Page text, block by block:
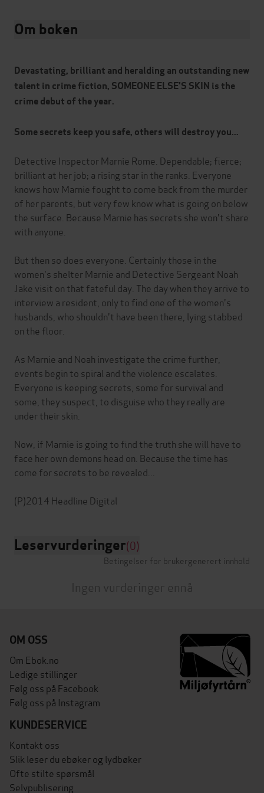
Om boken
Devastating, brilliant and heralding an outstanding new
talent in crime fiction, SOMEONE ELSE'S SKIN is the
crime debut of the year.
Some secrets keep you safe, others will destroy you...
Detective Inspector Marnie Rome. Dependable; fierce;
brilliant at her job; a rising star in the ranks. Everyone
knows how Marnie fought to come back from the murder
of her parents, but very few know what is going on below
the surface. Because Marnie has secrets she won't share
with anyone.
But then so does everyone. Certainly those in the
women's shelter Marnie and Detective Sergeant Noah
Jake visit on that fateful day. The day when they arrive to
interview a resident, only to find one of the women's
husbands, who shouldn't have been there, lying stabbed
on the floor.
As Marnie and Noah investigate the crime further,
events begin to spiral and the violence escalates.
Everyone is keeping secrets, some for survival and
some, they suspect, to disguise who they really are
under their skin.
Now, if Marnie is going to find the truth she will have to
face her own demons head on. Because the time has
come for secrets to be revealed...
Leservurderinger(0)
Betingelser for brukergenerert innhold
Ingen vurderinger ennå
OM OSS
Om Ebok.no
Ledige stillinger
Følg oss på Facebook
Følg oss på Instagram
KUNDESERVICE
Kontakt oss
Slik leser du ebøker og lydbøker
Ofte stilte spørsmål
Selvpublisering